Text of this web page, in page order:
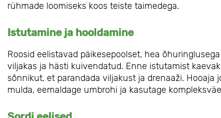
rühmade loomiseks koos teiste taimedega.
Istutamine ja hooldamine
Roosid eelistavad päikesepoolset, hea
viljakas ja hästi kuivendatud. Enne istutamist
sõnnikut, et parandada viljakust ja drenaaži.
mulda, eemaldage umbrohi ja kasutage